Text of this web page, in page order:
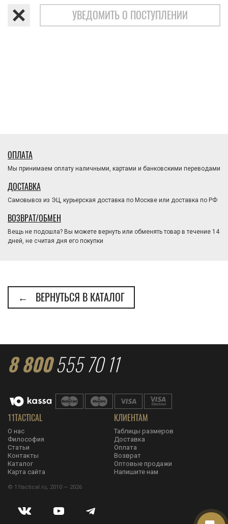
УВЕДОМИТЬ О ПОСТУПЛЕНИИ
ОПЛАТА
Мы принимаем оплату наличными, картами и банковскими переводами
ДОСТАВКА
Самовывоз из ЭЦ, курьерская доставка по Москве или доставка по РФ
ВОЗВРАТ/ОБМЕН
Вещь не подошла? Вы можете вернуть или обменять товар в течение 14
дней, не считая дня его покупки
← ВЕРНУТЬСЯ В КАТАЛОГ
8 800555 70 11
11TACTICAL
О нас
Философия
Статьи
Контакты
Каталог
Карта сайта
КЛИЕНТАМ
Таблицы размеров
Доставка
Оплата
Возврат
Оптовые продажи
Напишите нам
© 11tactical.ru, 2010 — 2026